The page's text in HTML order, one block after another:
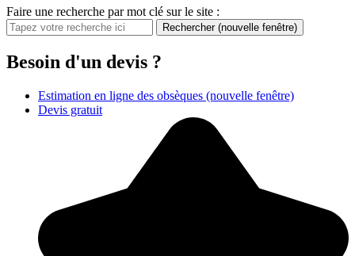
Faire une recherche par mot clé sur le site :
Rechercher (nouvelle fenêtre)
Besoin d'un devis ?
Estimation en ligne des obsèques (nouvelle fenêtre)
Devis gratuit